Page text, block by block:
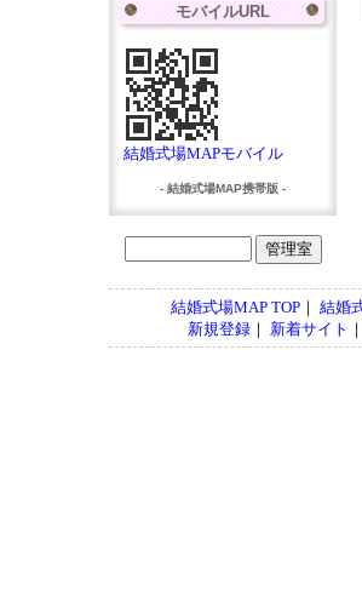
モバイルURL
結婚式場MAPモバイル
- 結婚式場MAP携帯版 -
結婚式場MAP TOP｜ 結婚
新規登録｜ 新着サイト ｜